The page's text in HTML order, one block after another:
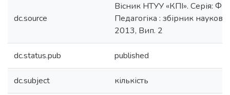
dc.source
Вісник НТУУ «КПІ». Серія:
Педагогіка : збірник
2013, Вип. 2
dc.status.pub published
dc.subject кількість